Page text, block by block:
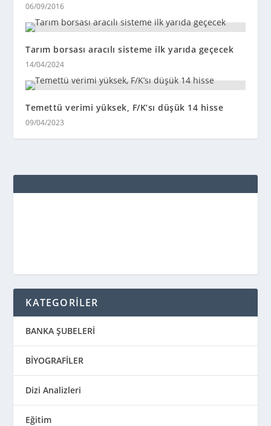
06/09/2016
Tarım borsası aracılı sisteme ilk yarıda geçecek
14/04/2024
Temettü verimi yüksek, F/K’sı düşük 14 hisse
09/04/2023
KATEGORİLER
BANKA ŞUBELERİ
BİYOGRAFİLER
Dizi Analizleri
Eğitim